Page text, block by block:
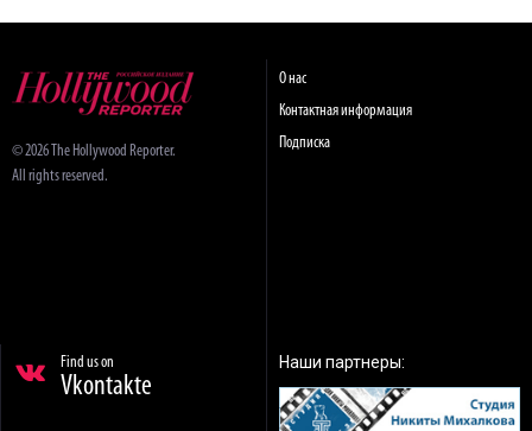
© 2026 The Hollywood Reporter.
All rights reserved.
О нас
Контактная информация
Подписка
Find us on
Vkontakte
Наши партнеры: